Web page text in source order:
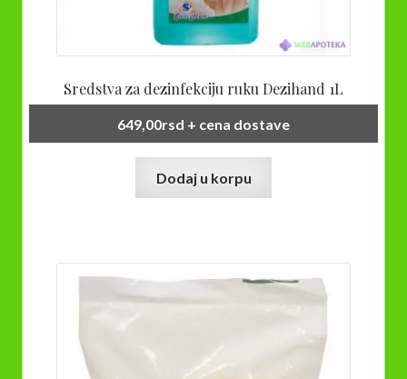
Sredstva za dezinfekciju ruku Dezihand 1L
649,00rsd + cena dostave
Dodaj u korpu